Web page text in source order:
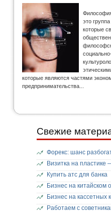
это
которые
которые являются частями
предпринимательства...
Свежие
Форекс: шанс
Визитка на
Купить атс для банка
Бизнес на китайском
Бизнес на кассетных
Работаем с